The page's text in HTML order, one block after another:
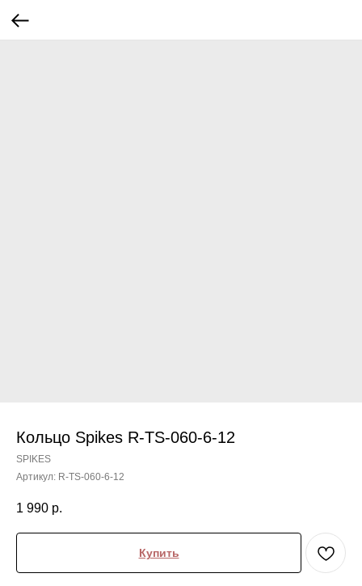
Кольцо Spikes R-TS-060-6-12
SPIKES
Артикул: R-TS-060-6-12
1 990 р.
Купить